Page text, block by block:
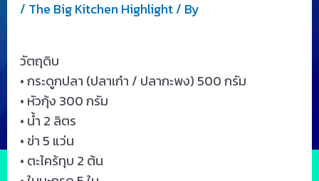
/ The Big Kitchen Highlight/ By
วัตถุดิบ
• กระดูกปลา (ปลาเก๋า / ปลากะพง) 500 กรัม
• หัวกุ้ง 300 กรัม
• น้ำ 2 ลิตร
• ข่า 5 แว่น
• ตะไคร้ทุบ 2 ต้น